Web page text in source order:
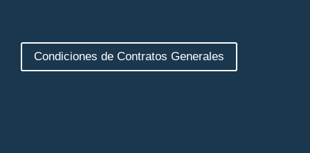
Condiciones de Contratos Generales